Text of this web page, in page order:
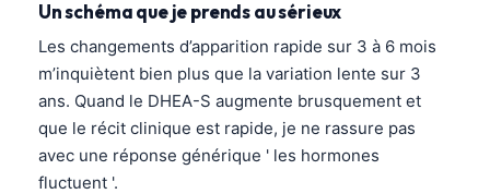
Un schéma que je prends au sérieux
Les changements d’apparition rapide sur 3 à 6 mois
m’inquiètent bien plus que la variation lente sur 3
ans. Quand le DHEA-S augmente brusquement et
que le récit clinique est rapide, je ne rassure pas
avec une réponse générique ' les hormones
fluctuent '.Кыргызча
Беларуская мова
Esperanto